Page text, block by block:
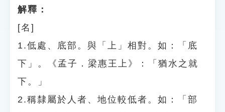
解釋：
[名]
1.低處、底部。與「上」相對。如：「底
下」。《孟子．梁惠王上》：「猶水之就
下。」
2.稱隸屬於人者、地位較低者。如：「部